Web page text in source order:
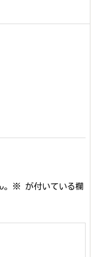
※ が付いている欄